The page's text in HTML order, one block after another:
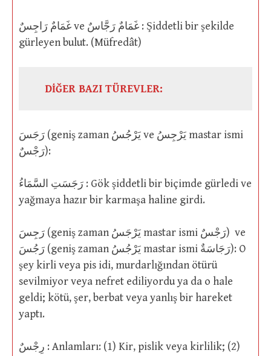
غَمَامٌ رَاجِسٌ ve غَمَامٌ رَجَّاسٌ : Şiddetli bir şekilde
gürleyen bulut. (Müfredât)
DİĞER BAZI TÜREVLER:
رَجَسَ (geniş zaman يَرْجُسُ ve يَرْجِسُ mastar ismi
رَجْسٌ):
رَجَسَتِ السَّمَاءُ : Gök şiddetli bir biçimde gürledi ve
yağmaya hazır bir karmaşa haline girdi.
رَجِسَ (geniş zaman يَرْجَسُ mastar ismi رَجْسٌ) ve
رَجُسَ (geniş zaman يَرْجُسُ mastar ismi رَجَاسَةٌ): O
şey kirli veya pis idi, murdarlığından ötürü
sevilmiyor veya nefret ediliyordu ya da o hale
geldi; kötü, şer, berbat veya yanlış bir hareket
yaptı.
رِجْسٌ : Anlamları: (1) Kir, pislik veya kirlilik; (2)